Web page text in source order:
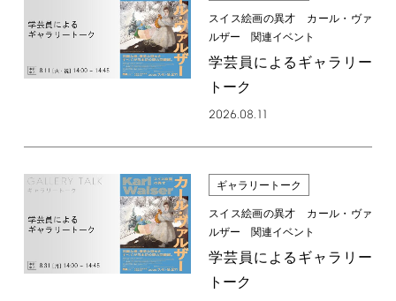
スイス絵画の異才 カール・ヴァ
ルザー 関連イベント
学芸員によるギャラリー
トーク
2026.08.11
ギャラリートーク
スイス絵画の異才 カール・ヴァ
ルザー 関連イベント
学芸員によるギャラリー
トーク